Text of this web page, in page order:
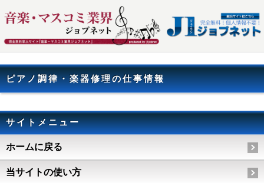
ピアノ調律・楽器修理の仕事情報
サイトメニュー
ホームに戻る
当サイトの使い方